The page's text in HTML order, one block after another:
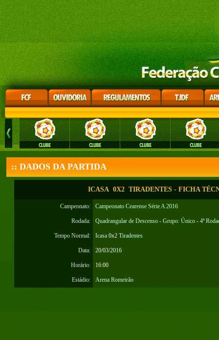
:: DADOS DA PARTIDA
ICASA 0X2 TIRADENTES - FICHA
Campeonato: Campeonato Cearense Série A 2016
Rodada: Quadrangular de Descenso - Grupo: Único - 4ª
Tempo Normal: Icasa 0x2 Tiradentes
Data: 20/03/2016
Horário: 16:00
Estádio: Arena Romeirão